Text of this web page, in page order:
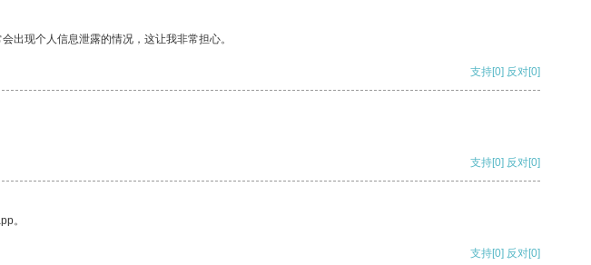
出现个人信息泄露的情况，这让我非常担心。
支持[0] 反对[0]
支持[0] 反对[0]
。
支持[0] 反对[0]